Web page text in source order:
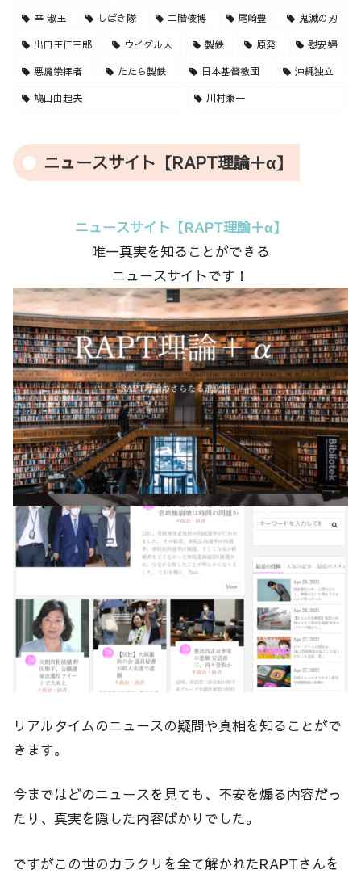
辛 淑玉 しばき隊 二階俊博 尾崎豊 鬼滅の刃
出口王仁三郎 ウイグル人 製鉄 原発 慰安婦
悪魔崇拝者 たたら製鉄 日本基督教団 沖縄独立
鳩山由起夫 川村兼一
ニュースサイト【RAPT理論＋α】
ニュースサイト【RAPT理論＋α】
唯一真実を知ることができる
ニュースサイトです！
リアルタイムのニュースの疑問や真相を知ることがで
きます。
今まではどのニュースを見ても、不安を煽る内容だっ
たり、真実を隠した内容ばかりでした。
ですがこの世のカラクリを全て解かれたRAPTさんを